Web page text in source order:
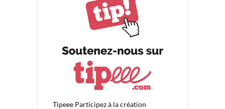
Tipeee Participez à la création